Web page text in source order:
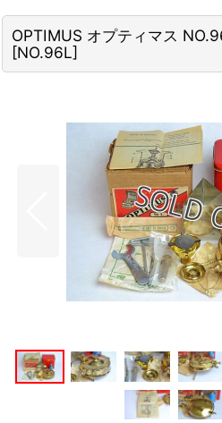
OPTIMUS オプティマス
[NO.96L]